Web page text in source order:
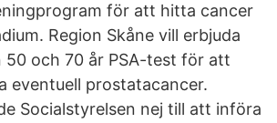
för att hitta cancer
Region Skåne vill erbjuda
50 och 70 år PSA-test för att
eventuell prostatacancer.
Socialstyrelsen nej till att införa